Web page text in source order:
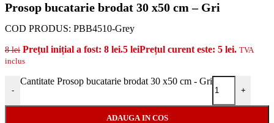
Prosop bucatarie brodat 30 x50 cm – Gri
COD PRODUS: PBB4510-Grey
8lei Prețul inițial a fost: 8 lei.5 leiPrețul curent este: 5 lei. TVA
inclus
-
Cantitate Prosop bucatarie brodat 30 x50 cm - Gri
+
ADAUGA IN COS